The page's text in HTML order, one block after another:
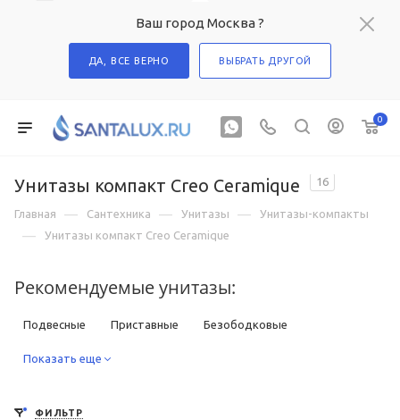
Ваш город Москва ?
ДА, ВСЕ ВЕРНО ВЫБРАТЬ ДРУГОЙ
0
Унитазы компакт Creo Ceramique 16
Главная — Сантехника — Унитазы — Унитазы-компакты
— Унитазы компакт Creo Ceramique
Рекомендуемые унитазы:
Подвесные Приставные Безободковые
Компакты С функцией биде
Показать еще
ФИЛЬТР